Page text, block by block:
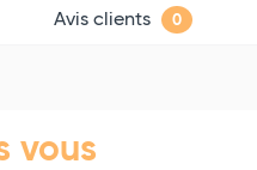
Avis clients 0
vous